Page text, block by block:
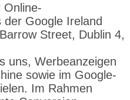
Online-
der Google Ireland
Street, Dublin 4,
uns, Werbeanzeigen
sowie im Google-
Im Rahmen